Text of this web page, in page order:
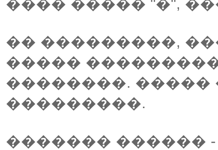
���� ����� "�",
�� ���������,
�����
��������. �����
���������.
������� ������